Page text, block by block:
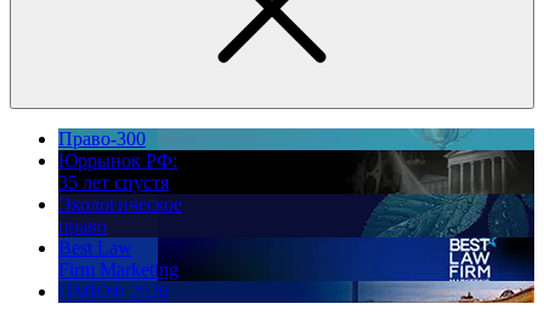
Право-300
Юррынок РФ:
35 лет спустя
Экологическое
право
Best Law
Firm Marketing
ПМЮФ 2026